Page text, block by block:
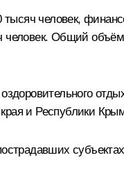
человек,
Общий
и Республики